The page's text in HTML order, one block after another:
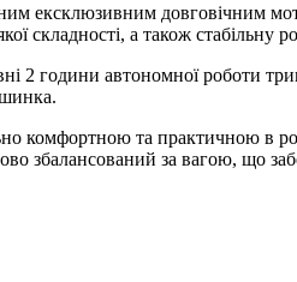
ексклюзивним довговічним
складності, а також стабільну
2 години автономної роботи
комфортною та практичною в
збалансований за вагою, що